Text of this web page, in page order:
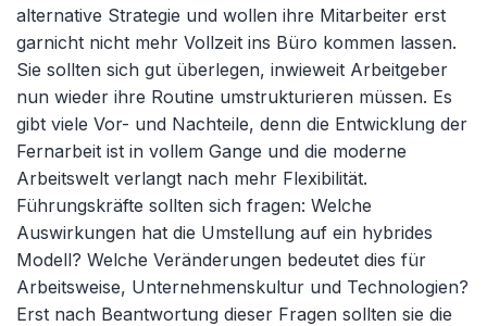
alternative Strategie und wollen ihre Mitarbeiter erst
garnicht nicht mehr Vollzeit ins Büro kommen lassen.
Sie sollten sich gut überlegen, inwieweit Arbeitgeber
nun wieder ihre Routine umstrukturieren müssen. Es
gibt viele Vor- und Nachteile, denn die Entwicklung der
Fernarbeit ist in vollem Gange und die moderne
Arbeitswelt verlangt nach mehr Flexibilität.
Führungskräfte sollten sich fragen: Welche
Auswirkungen hat die Umstellung auf ein hybrides
Modell? Welche Veränderungen bedeutet dies für
Arbeitsweise, Unternehmenskultur und Technologien?
Erst nach Beantwortung dieser Fragen sollten sie die